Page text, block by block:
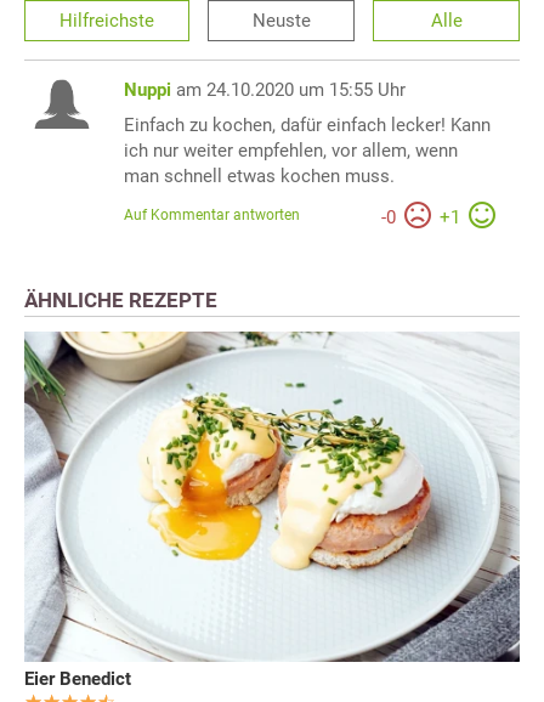
Hilfreichste Neuste Alle
Nuppi am 24.10.2020 um 15:55 Uhr
Einfach zu kochen, dafür einfach lecker! Kann
ich nur weiter empfehlen, vor allem, wenn
man schnell etwas kochen muss.
-0 +1
Auf Kommentar antworten
ÄHNLICHE REZEPTE
Eier Benedict